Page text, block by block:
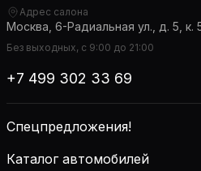
Адрес салона
Москва, 6-Радиальная ул., д. 5, к.
Без выходных, с 9:00 до 21:00
+7 499 302 33 69
Спецпредложения!
Каталог автомобилей